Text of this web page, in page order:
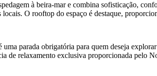
à beira-mar e combina sofisticação,
O rooftop do espaço é destaque,
parada obrigatória para quem deseja
de relaxamento exclusiva proporcionada pelo